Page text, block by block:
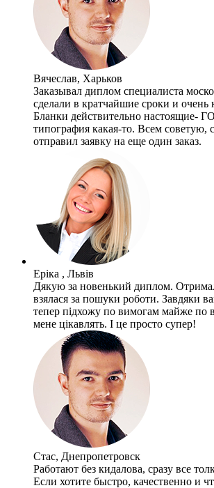
Вячеслав, Харьков
Заказывал диплом специалиста
сделали в кратчайшие сроки и очень
Бланки действительно настоящие-
типография какая-то. Всем советую,
отправил заявку на еще один заказ.
Еріка , Львів
Дякую за новенький диплом.
взялася за пошуки роботи. Завдяки
тепер підхожу по вимогам майже по
мене цікавлять. І це просто супер!
Стас, Днепропетровск
Работают без кидалова, сразу все
Если хотите быстро, качественно и